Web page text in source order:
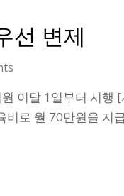
선 변제
이달 1일부터 시행
로 월 70만원을 지